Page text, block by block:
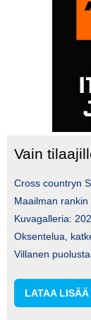
Vain
Cross countryn
Maailman rankin
Kuvagalleria:
Oksentelua,
Villanen
LATAA LISÄÄ